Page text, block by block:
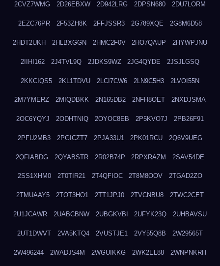
2CVZ7WMG 2D26EBXW 2D942LRG 2DPSN680 2DU7LORM
2EZC76PR 2F53ZH8K 2FFJSSR3 2G789XQE 2G8M6D58
2HDT2UKH 2HLBXGGN 2HMC2F0V 2HO7QAUP 2HYWPJNU
2IIHI162 2J4TVL9Q 2JDKS9WZ 2JG4QYDE 2JSJLGSQ
2KKCIQS5 2KL1TDVU 2LCI7CW6 2LN9C5H3 2LVOI55N
2M7YMERZ 2MIQDBKK 2N165DB2 2NFH8OET 2NXDJSMA
2OC6YQYJ 2ODHTNIQ 2OYOC8EB 2P5KVO7J 2PB26F91
2PFU2MB3 2PGICZT7 2PJA33U1 2PK01RCU 2Q6V9UEG
2QFIABDG 2QYABSTR 2R02B74P 2RPXRAZM 2SAV54DE
2SS1XHM0 2T0TIR21 2T4QFIOC 2T8M8OOV 2TGAD2ZO
2TMUAAY5 2TOT3HO1 2TT1JPJ0 2TVCNBU8 2TWC2CET
2U1JCAWR 2UABCBNW 2UBGKVBI 2UFYK23Q 2UHBAVSU
2UT1DWVT 2VA5KTQ4 2VUSTJE1 2VY55Q8B 2W29565T
2W496244 2WADJS4M 2WGUIKKG 2WK2EL88 2WNPNKRH